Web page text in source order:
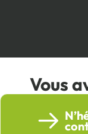
Vous